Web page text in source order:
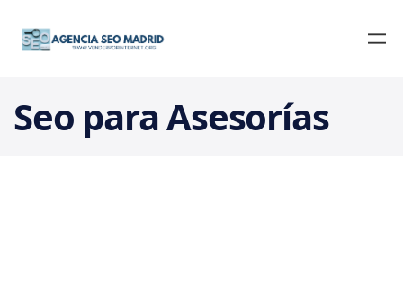
Seo para Asesorías